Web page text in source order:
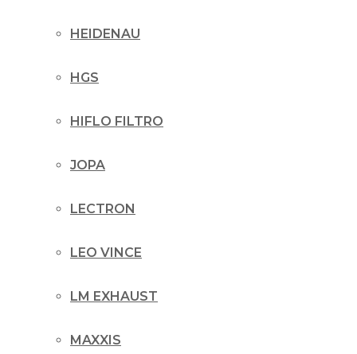
HEIDENAU
HGS
HIFLO FILTRO
JOPA
LECTRON
LEO VINCE
LM EXHAUST
MAXXIS